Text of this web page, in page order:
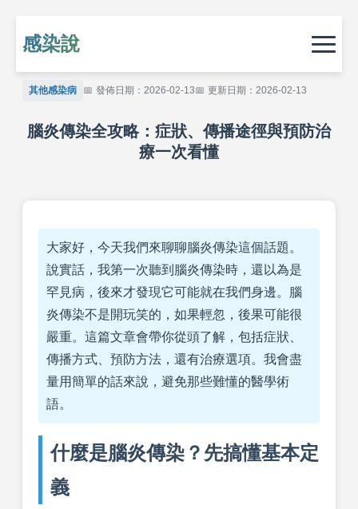
感染說
其他感染病 發佈日期：2026-02-13 更新日期：2026-02-13
腦炎傳染全攻略：症狀、傳播途徑與預防治
療一次看懂
大家好，今天我們來聊聊腦炎傳染這個話題。
說實話，我第一次聽到腦炎傳染時，還以為是
罕見病，後來才發現它可能就在我們身邊。腦
炎傳染不是開玩笑的，如果輕忽，後果可能很
嚴重。這篇文章會帶你從頭了解，包括症狀、
傳播方式、預防方法，還有治療選項。我會盡
量用簡單的話來說，避免那些難懂的醫學術
語。
什麼是腦炎傳染？先搞懂基本定
義